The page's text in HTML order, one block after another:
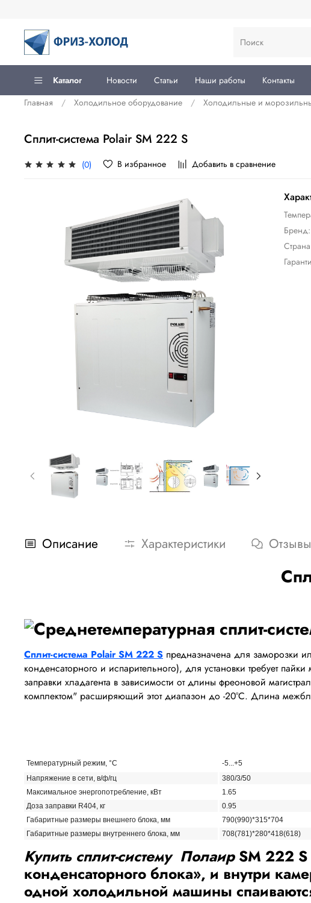
Каталог Новости Статьи Наши работы Контакты
Главная
Холодильное оборудование Холодильные и
Сплит-система Polair SM 222 S
(0) В избранное Добавить в сравнение
Бренд:
Описание Характеристики Отзывы
Сплит-система Polair SM 222 S предназначена для заморозки
конденсаторного и испарительного), для установки требует
заправки хладагента в зависимости от длины фреоновой
комплектом" расширяющий этот диапазон до -20°С. Длина
Температурный режим, °С
-5...+5
Напряжение в сети, в/ф/гц
380/3/50
Maксимальное энергопотребление, кВт
1.65
Доза заправки R404, кг
0.95
Габаритные размеры внешнего блока, мм
790(990)*315*704
Габаритные размеры внутреннего блока, мм
708(781)*280*418(618)
Купить сплит-систему Полаир SM 222
конденсаторного блока», и внутри
одной холодильной машины